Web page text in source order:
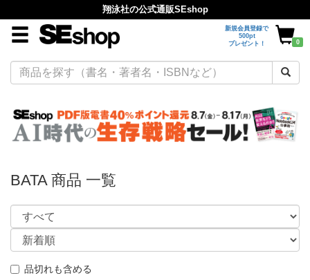
翔泳社の公式通販SEshop
新規会員登録で
500pt
プレゼント！
0
BATA 商品 一覧
品切れも含める